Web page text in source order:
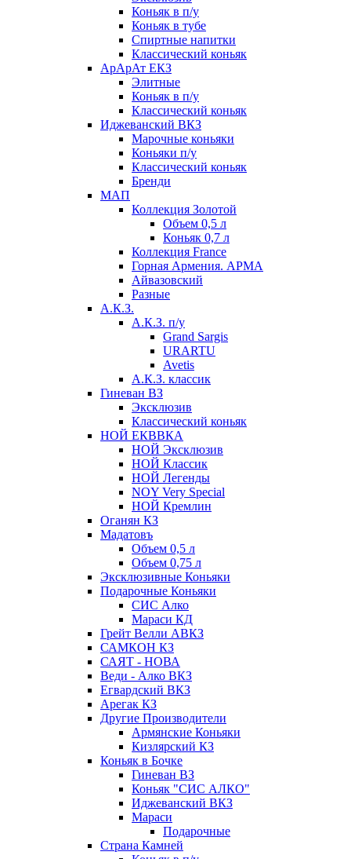
Коньяк в п/у
Коньяк в тубе
Спиртные напитки
Классический коньяк
АрАрАт ЕКЗ
Элитные
Коньяк в п/у
Классический коньяк
Иджеванский ВКЗ
Марочные коньяки
Коньяки п/у
Классический коньяк
Бренди
МАП
Коллекция Золотой
Объем 0,5 л
Коньяк 0,7 л
Коллекция France
Горная Армения. АРМА
Айвазовский
Разные
А.К.З.
А.К.З. п/у
Grand Sargis
URARTU
Avetis
А.К.З. классик
Гиневан ВЗ
Эксклюзив
Классический коньяк
НОЙ ЕКВВКА
НОЙ Эксклюзив
НОЙ Классик
НОЙ Легенды
NOY Very Speсial
НОЙ Кремлин
Оганян КЗ
Мадатовъ
Объем 0,5 л
Объем 0,75 л
Эксклюзивные Коньяки
Подарочные Коньяки
СИС Алко
Мараси КД
Грейт Велли АВКЗ
САМКОН КЗ
САЯТ - НОВА
Веди - Алко ВКЗ
Егвардский ВКЗ
Арегак КЗ
Другие Производители
Армянские Коньяки
Кизлярский КЗ
Коньяк в Бочке
Гиневан ВЗ
Коньяк "СИС АЛКО"
Иджеванский ВКЗ
Мараси
Подарочные
Страна Камней